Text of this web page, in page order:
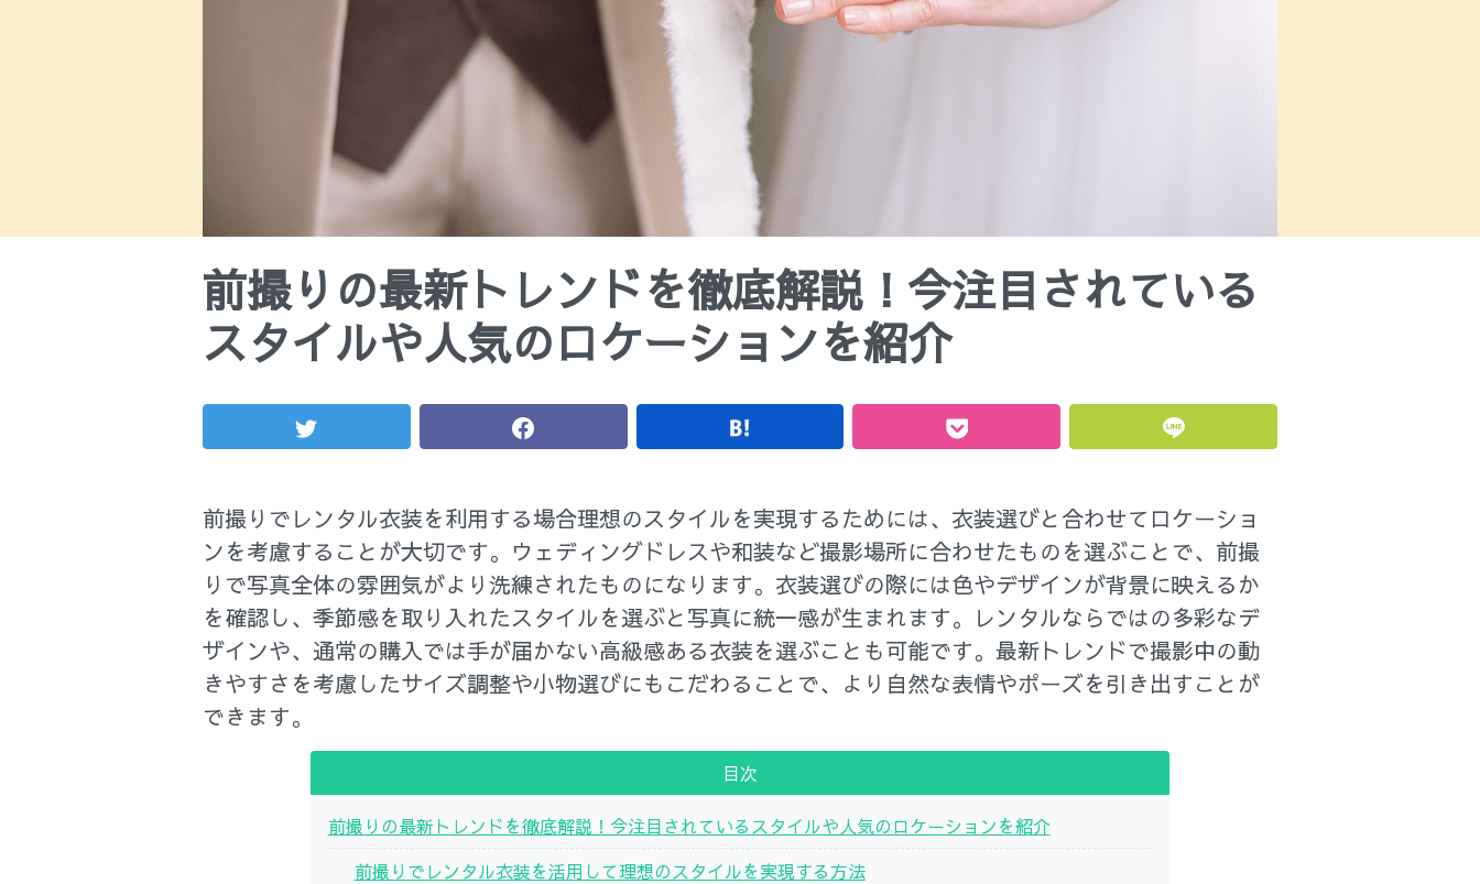
前撮りの最新トレンドを徹底解説！今注目されている
スタイルや人気のロケーションを紹介
前撮りでレンタル衣装を利用する場合理想のスタイルを実現するためには、衣装選びと合わせてロケーショ
ンを考慮することが大切です。ウェディングドレスや和装など撮影場所に合わせたものを選ぶことで、前撮
りで写真全体の雰囲気がより洗練されたものになります。衣装選びの際には色やデザインが背景に映えるか
を確認し、季節感を取り入れたスタイルを選ぶと写真に統一感が生まれます。レンタルならではの多彩なデ
ザインや、通常の購入では手が届かない高級感ある衣装を選ぶことも可能です。最新トレンドで撮影中の動
きやすさを考慮したサイズ調整や小物選びにもこだわることで、より自然な表情やポーズを引き出すことが
できます。
目次
前撮りの最新トレンドを徹底解説！今注目されているスタイルや人気のロケーションを紹介
前撮りでレンタル衣装を活用して理想のスタイルを実現する方法